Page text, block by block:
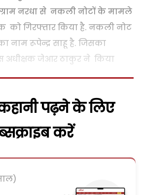
ग्राम नरधा से नकली नोटों के मामले
गिरफ्तार किया है. नकली नोट
नाम रूपेन्द्र साहू है. जिसका
अधीक्षक जेआर ठाकुर ने किया
पढ़ने के लिए
करें